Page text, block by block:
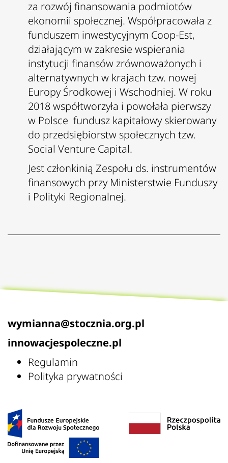
za rozwój finansowania podmiotów
ekonomii społecznej. Współpracowała z
funduszem inwestycyjnym Coop-Est,
działającym w zakresie wspierania
instytucji finansów zrównoważonych i
alternatywnych w krajach tzw. nowej
Europy Środkowej i Wschodniej. W roku
2018 współtworzyła i powołała pierwszy
w Polsce fundusz kapitałowy skierowany
do przedsiębiorstw społecznych tzw.
Social Venture Capital.
Jest członkinią Zespołu ds. instrumentów
finansowych przy Ministerstwie Funduszy
i Polityki Regionalnej.
wymianna@stocznia.org.pl
innowacjespoleczne.pl
Regulamin
Polityka prywatności